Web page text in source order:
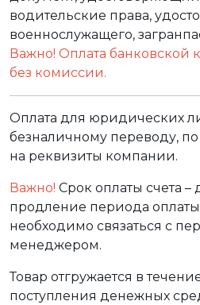
водительские права,
военнослужащего,
Важно! Оплата банковской
без комиссии.
Оплата для юридических
безналичному переводу,
на реквизиты компании.
Важно! Срок оплаты счета
продление периода оплаты
необходимо связаться с
менеджером.
Товар отгружается в
поступления денежных